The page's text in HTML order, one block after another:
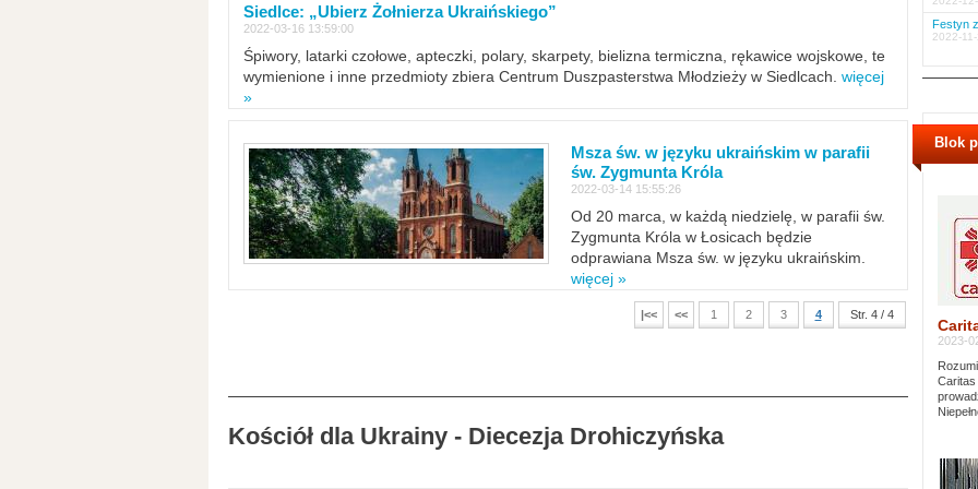
Siedlce: „Ubierz Żołnierza Ukraińskiego”
2022-03-16 13:59:00
Śpiwory, latarki czołowe, apteczki, polary, skarpety, bielizna termiczna, rękawice wojskowe, te
wymienione i inne przedmioty zbiera Centrum Duszpasterstwa Młodzieży w Siedlcach. więcej
»
Msza św. w języku ukraińskim w parafii
św. Zygmunta Króla
2022-03-14 15:55:26
Od 20 marca, w każdą niedzielę, w parafii św.
Zygmunta Króla w Łosicach będzie
odprawiana Msza św. w języku ukraińskim.
więcej »
|<< << 1 2 3 4 Str. 4 / 4
Kościół dla Ukrainy - Diecezja Drohiczyńska
Festyn
2022-
Blok
2023-
Caritas